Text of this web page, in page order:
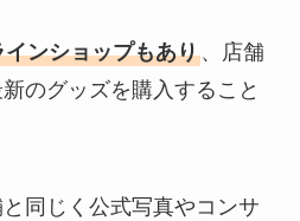
ンショップもあり、店舗
のグッズを購入すること
同じく公式写真やコンサ